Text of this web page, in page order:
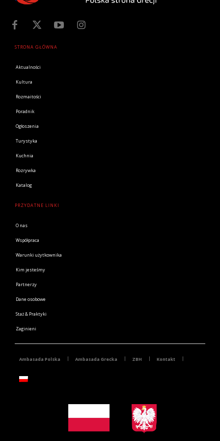
STRONA GŁÓWNA
Aktualności
Kultura
Rozmaitości
Poradnik
Ogłoszenia
Turystyka
Kuchnia
Rozrywka
Katalog
PRZYDATNE LINKI
O nas
Współpraca
Warunki użytkownika
Kim jesteśmy
Partnerzy
Dane osobowe
Staż & Praktyki
Zaginieni
Ambasada Polska Ambasada Grecka ZBH Kontakt